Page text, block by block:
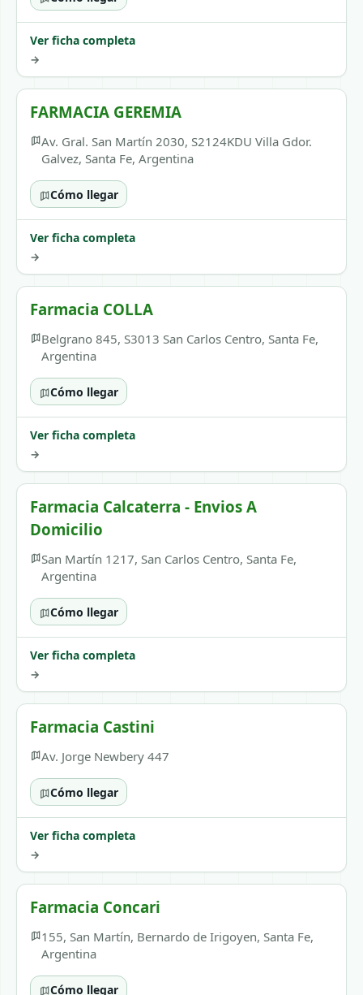
Ver ficha completa
→
FARMACIA GEREMIA
Av. Gral. San Martín 2030, S2124KDU Villa Gdor.
Galvez, Santa Fe, Argentina
Cómo llegar
Ver ficha completa
→
Farmacia COLLA
Belgrano 845, S3013 San Carlos Centro, Santa Fe,
Argentina
Cómo llegar
Ver ficha completa
→
Farmacia Calcaterra - Envios A
Domicilio
San Martín 1217, San Carlos Centro, Santa Fe,
Argentina
Cómo llegar
Ver ficha completa
→
Farmacia Castini
Av. Jorge Newbery 447
Cómo llegar
Ver ficha completa
→
Farmacia Concari
155, San Martín, Bernardo de Irigoyen, Santa Fe,
Argentina
Cómo llegar